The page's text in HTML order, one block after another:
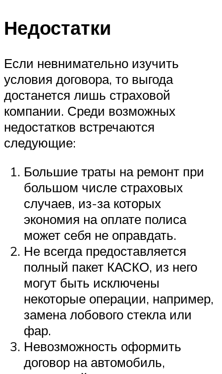
Недостатки
Если невнимательно изучить
условия договора, то выгода
достанется лишь страховой
компании. Среди возможных
недостатков встречаются
следующие:
Большие траты на ремонт при
большом числе страховых
случаев, из-за которых
экономия на оплате полиса
может себя не оправдать.
Не всегда предоставляется
полный пакет КАСКО, из него
могут быть исключены
некоторые операции, например,
замена лобового стекла или
фар.
Невозможность оформить
договор на автомобиль,